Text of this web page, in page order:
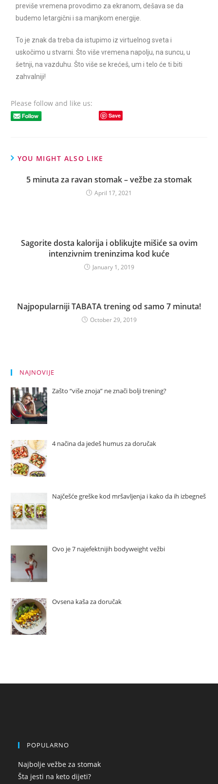
previše vremena provodimo za ekranom, dešava se da
budemo letargični i sa manjkom energije.
To je znak da treba da istupimo iz virtuelnog sveta i
uskočimo u stvarni. Što više vremena napolju, na suncu, u
šetnji, na vazduhu. Što više se krećeš, um i telo će ti biti
zahvalniji!
Please follow and like us:
Save
YOU MIGHT ALSO LIKE
5 minuta za ravan stomak – vežbe za stomak
April 17, 2021
Sagorite dosta kalorija i oblikujte mišiće sa ovim
intenzivnim treninzima kod kuće
January 1, 2019
Najpopularniji TABATA trening od samo 7 minuta!
October 29, 2019
NAJNOVIJE
Zašto “više znoja” ne znači bolji trening?
4 načina da jedeš humus za doručak
Najčešće greške kod mršavljenja i kako da ih izbegneš
Ovo je 7 najefektnijih bodyweight vežbi
Ovsena kaša za doručak
POPULARNO
Najbolje vežbe za stomak
Šta jesti na keto dijeti?